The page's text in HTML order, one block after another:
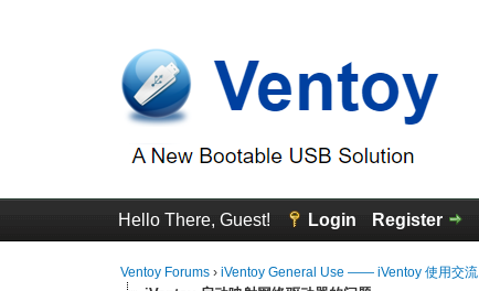
Hello There, Guest! Login Register
Ventoy Forums ›iVentoy General Use —— iVentoy 使用交流